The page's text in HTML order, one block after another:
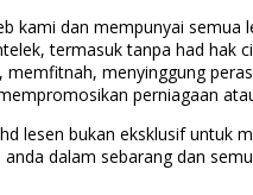
kami dan mempunyai
termasuk tanpa had hak
menyinggung
perniagaan
lesen bukan eksklusif
dalam sebarang dan